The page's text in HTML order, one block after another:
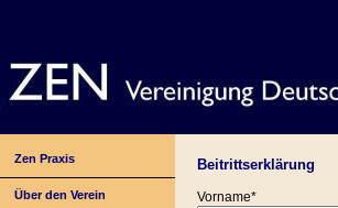
Zen Praxis
Über den Verein
Beitrittserklärung
Vorname*